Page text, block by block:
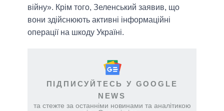
війну». Крім того, Зеленський заявив, що
вони здійснюють активні інформаційні
операції на шкоду Україні.
ПІДПИСУЙТЕСЬ У GOOGLE
NEWS
та стежте за останніми новинами та аналітикою